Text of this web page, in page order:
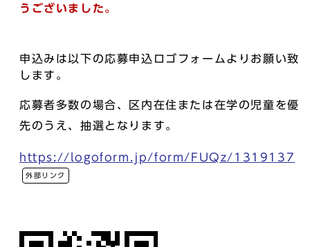
うございました。
申込みは以下の応募申込ロゴフォームよりお願い致
します。
応募者多数の場合、区内在住または在学の児童を優
先のうえ、抽選となります。
https://logoform.jp/form/FUQz/1319137
外部リンク